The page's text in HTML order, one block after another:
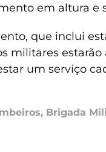
em altura e
que inclui
militares
um serviço
, Brigada